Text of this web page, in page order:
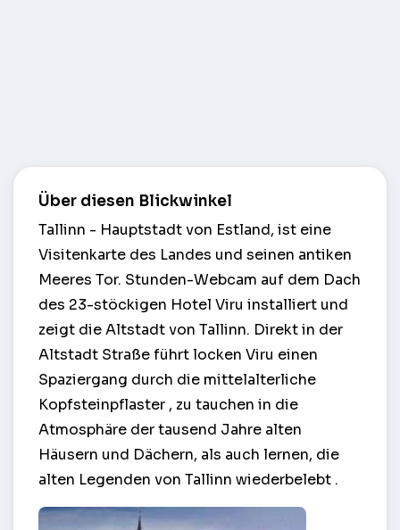
Über diesen Blickwinkel
Tallinn - Hauptstadt von Estland, ist eine
Visitenkarte des Landes und seinen antiken
Meeres Tor. Stunden-Webcam auf dem Dach
des 23-stöckigen Hotel Viru installiert und
zeigt die Altstadt von Tallinn. Direkt in der
Altstadt Straße führt locken Viru einen
Spaziergang durch die mittelalterliche
Kopfsteinpflaster , zu tauchen in die
Atmosphäre der tausend Jahre alten
Häusern und Dächern, als auch lernen, die
alten Legenden von Tallinn wiederbelebt .